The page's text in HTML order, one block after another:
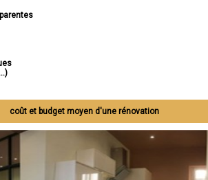
coût et budget moyen d'une rénovation